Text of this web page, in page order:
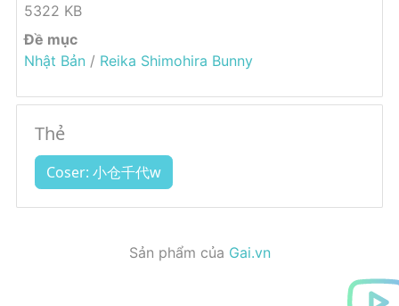
5322 KB
Đề mục
Nhật Bản / Reika Shimohira Bunny
Thẻ
Coser: 小仓千代w
Sản phẩm của Gai.vn